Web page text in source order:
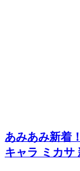
あみあみ新着
キャラ ミカサ